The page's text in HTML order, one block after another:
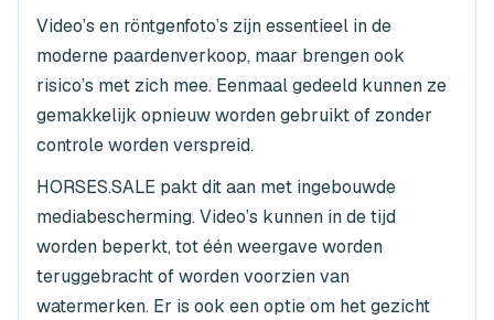
Video’s en röntgenfoto’s zijn essentieel in de
moderne paardenverkoop, maar brengen ook
risico’s met zich mee. Eenmaal gedeeld kunnen ze
gemakkelijk opnieuw worden gebruikt of zonder
controle worden verspreid.
HORSES.SALE pakt dit aan met ingebouwde
mediabescherming. Video’s kunnen in de tijd
worden beperkt, tot één weergave worden
teruggebracht of worden voorzien van
watermerken. Er is ook een optie om het gezicht